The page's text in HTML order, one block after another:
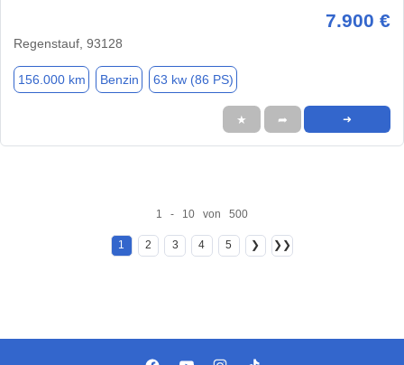
7.900 €
Regenstauf, 93128
156.000 km Benzin 63 kw (86 PS)
★ ➦ ➜
1 - 10 von 500
1 2 3 4 5 ❯ ❯❯